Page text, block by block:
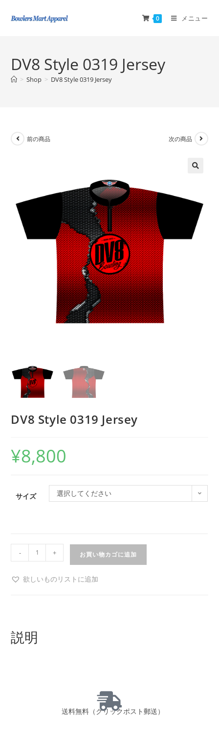
0 メニュー
DV8 Style 0319 Jersey
> Shop > DV8 Style 0319 Jersey
前の商品 次の商品
DV8 Style 0319 Jersey
¥8,800
サイズ 選択してください
- + お買い物カゴに追加
欲しいものリストに追加
説明
送料無料（クリックポスト郵送）